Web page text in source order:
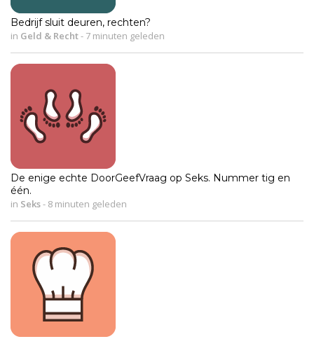
Bedrijf sluit deuren, rechten?
in Geld & Recht- 7 minuten geleden
De enige echte DoorGeefVraag op Seks. Nummer tig en
één.
in Seks- 8 minuten geleden